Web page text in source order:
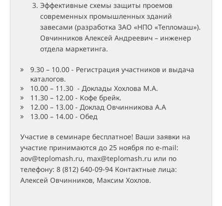
Эффективные схемы защиты проемов
современных промышленных зданий
завесами (разработка ЗАО «НПО «Тепломаш»).
Овчинников Алексей Андреевич – инженер
отдела маркетинга.
9.30 – 10.00 - Регистрация участников и выдача
каталогов.
10.00 – 11.30 - Доклады Хохлова М.А.
11.30 – 12.00 - Кофе брейк.
12.00 – 13.00 - Доклад Овчинникова А.А
13.00 – 14.00 - Обед
Участие в семинаре бесплатное! Ваши заявки на
участие принимаются до 25 ноября по e-mail:
aov@teplomash.ru, max@teplomash.ru или по
телефону: 8 (812) 640-09-94 Контактные лица:
Алексей Овчинников, Максим Хохлов.